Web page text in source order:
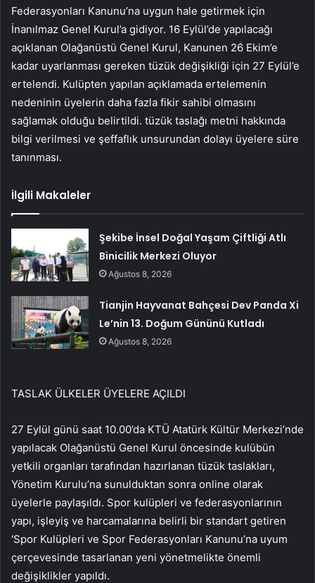
Federasyonları Kanunu’na uygun hale getirmek için
İnanılmaz Genel Kurul’a gidiyor. 16 Eylül’de yapılacağı
açıklanan Olağanüstü Genel Kurul, Kanunen 26 Ekim’e
kadar uyarlanması gereken tüzük değişikliği için 27 Eylül’e
ertelendi. Kulüpten yapılan açıklamada ertelemenin
nedeninin üyelerin daha fazla fikir sahibi olmasını
sağlamak olduğu belirtildi. tüzük taslağı metni hakkında
bilgi verilmesi ve şeffaflık unsurundan dolayı üyelere süre
tanınması.
İlgili Makaleler
Şekibe İnsel Doğal Yaşam Çiftliği Atlı
Binicilik Merkezi Oluyor
Ağustos 8, 2026
Tianjin Hayvanat Bahçesi Dev Panda Xi
Le’nin 13. Doğum Gününü Kutladı
Ağustos 8, 2026
TASLAK ÜLKELER ÜYELERE AÇILDI
27 Eylül günü saat 10.00’da KTÜ Atatürk Kültür Merkezi’nde
yapılacak Olağanüstü Genel Kurul öncesinde kulübün
yetkili organları tarafından hazırlanan tüzük taslakları,
Yönetim Kurulu’na sunulduktan sonra online olarak
üyelerle paylaşıldı. Spor kulüpleri ve federasyonlarının
yapı, işleyiş ve harcamalarına belirli bir standart getiren
‘Spor Kulüpleri ve Spor Federasyonları Kanunu’na uyum
çerçevesinde tasarlanan yeni yönetmelikte önemli
değişiklikler yapıldı.